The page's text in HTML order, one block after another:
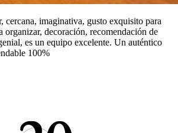
cercana, imaginativa, gusto exquisito para
organizar, decoración, recomendación de
es un equipo excelente. Un auténtico
100%